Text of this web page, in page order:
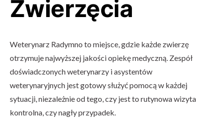
Zwierzęcia
Weterynarz Radymno to miejsce, gdzie każde zwierzę
otrzymuje najwyższej jakości opiekę medyczną. Zespół
doświadczonych weterynarzy i asystentów
weterynaryjnych jest gotowy służyć pomocą w każdej
sytuacji, niezależnie od tego, czy jest to rutynowa wizyta
kontrolna, czy nagły przypadek.